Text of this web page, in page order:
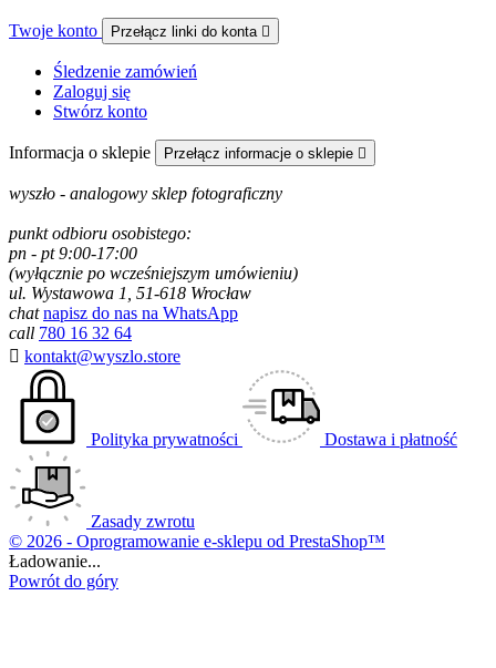
Twoje konto Przełącz linki do konta 
Śledzenie zamówień
Zaloguj się
Stwórz konto
Informacja o sklepie Przełącz informacje o sklepie 
wyszło - analogowy sklep fotograficzny
punkt odbioru osobistego:
pn - pt 9:00-17:00
(wyłącznie po wcześniejszym umówieniu)
ul. Wystawowa 1, 51-618 Wrocław
chat napisz do nas na WhatsApp
call 780 16 32 64
 kontakt@wyszlo.store
Polityka prywatności Dostawa i płatność
Zasady zwrotu
© 2026 - Oprogramowanie e-sklepu od PrestaShop™
Ładowanie...
Powrót do góry